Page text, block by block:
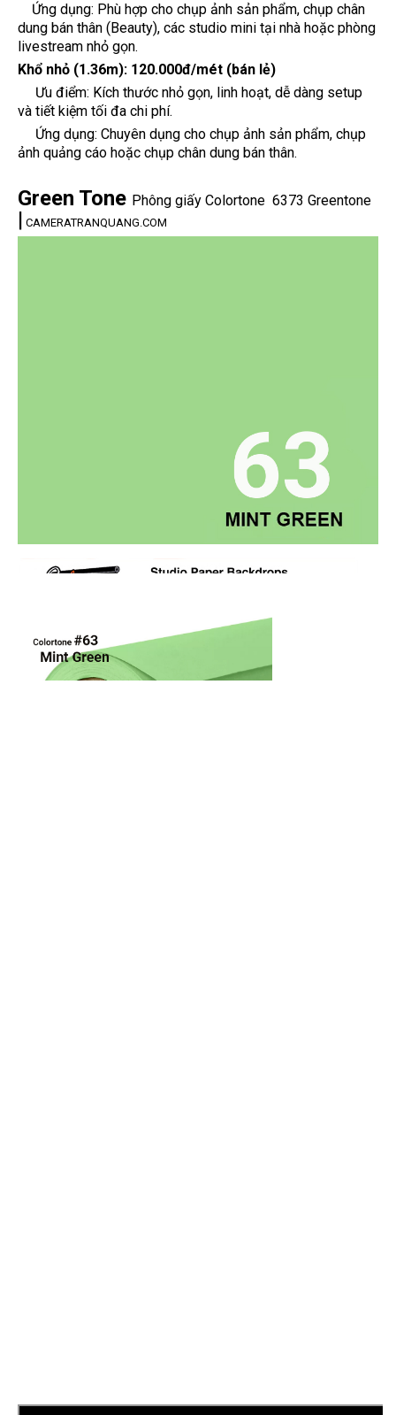
Ứng dụng: Phù hợp cho chụp ảnh sản phẩm, chụp chân
dung bán thân (Beauty), các studio mini tại nhà hoặc phòng
livestream nhỏ gọn.
Khổ nhỏ (1.36m): 120.000đ/mét (bán lẻ)
Ưu điểm: Kích thước nhỏ gọn, linh hoạt, dễ dàng setup
và tiết kiệm tối đa chi phí.
Ứng dụng: Chuyên dụng cho chụp ảnh sản phẩm, chụp
ảnh quảng cáo hoặc chụp chân dung bán thân.
Green Tone Phông giấy Colortone 6373 Greentone
| CAMERATRANQUANG.COM